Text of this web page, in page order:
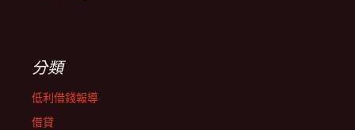
分類
低利借錢報導
借貸